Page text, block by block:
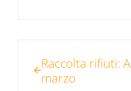
Raccolta rifiuti:
marzo